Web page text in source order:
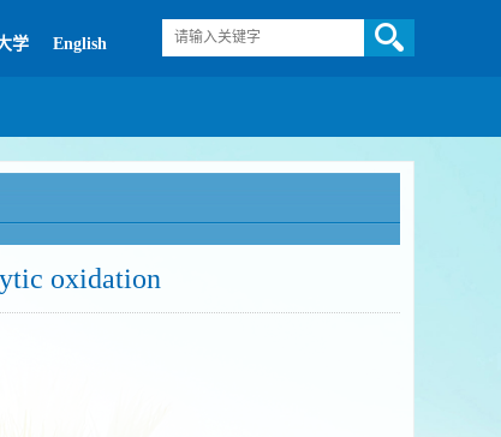
学 English
oxidation